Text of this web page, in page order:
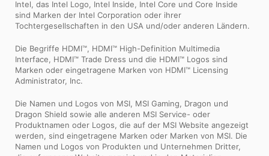
Intel, das Intel Logo, Intel Inside, Intel Core und Core Inside
sind Marken der Intel Corporation oder ihrer
Tochtergesellschaften in den USA und/oder anderen Ländern.
Die Begriffe HDMI™, HDMI™ High-Definition Multimedia
Interface, HDMI™ Trade Dress und die HDMI™ Logos sind
Marken oder eingetragene Marken von HDMI™ Licensing
Administrator, Inc.
Die Namen und Logos von MSI, MSI Gaming, Dragon und
Dragon Shield sowie alle anderen MSI Service- oder
Produktnamen oder Logos, die auf der MSI Website angezeigt
werden, sind eingetragene Marken oder Marken von MSI. Die
Namen und Logos von Produkten und Unternehmen Dritter,